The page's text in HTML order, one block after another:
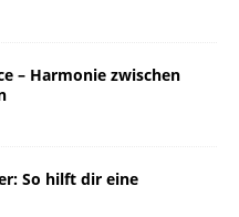
– Harmonie zwischen
So hilft dir eine